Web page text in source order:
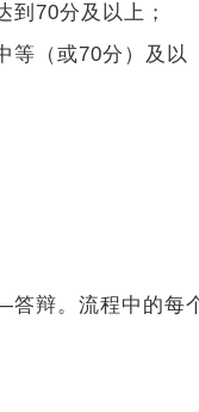
70分及以上；
等（或70分）及以
辩。流程中的每